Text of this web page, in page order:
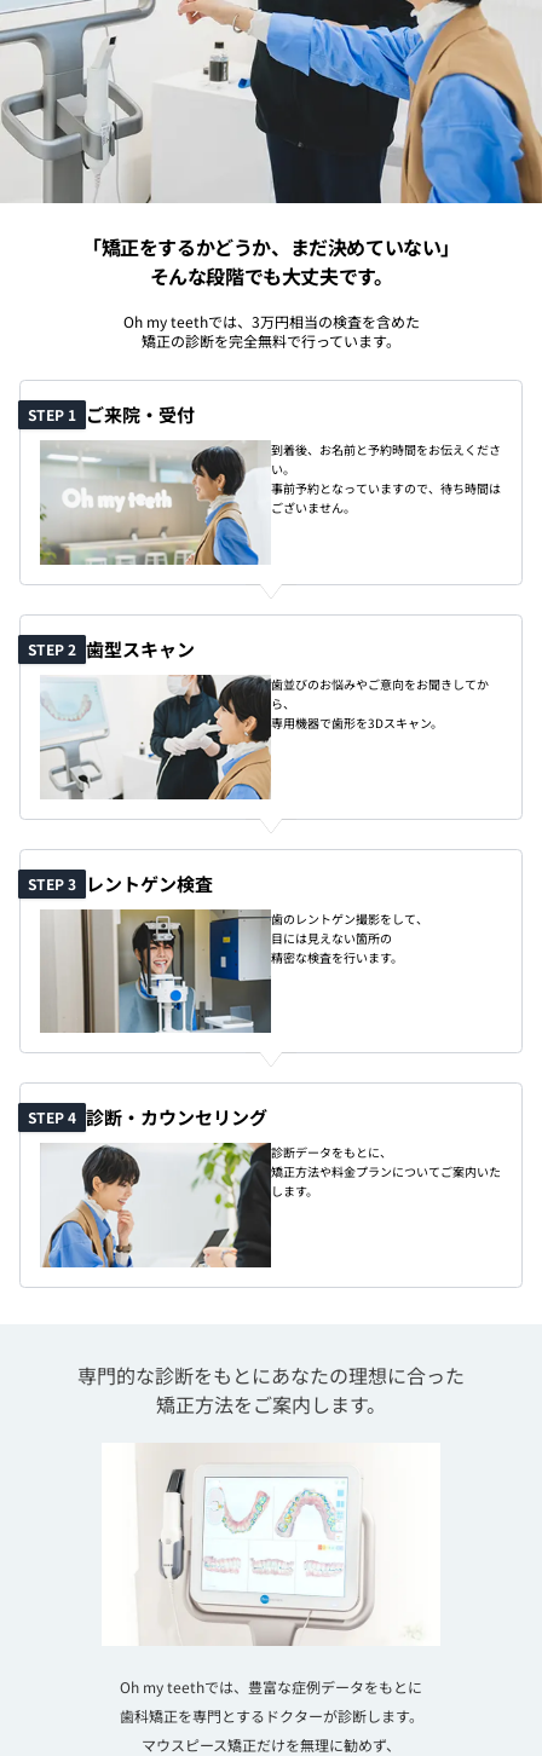
「矯正をするかどうか、まだ決めていない」
そんな段階でも大丈夫です。
Oh my teethでは、3万円相当の検査を含めた
矯正の診断を完全無料で行っています。
STEP 1 ご来院・受付
到着後、お名前と予約時間をお伝えくださ
い。
事前予約となっていますので、待ち時間は
ございません。
STEP 2 歯型スキャン
歯並びのお悩みやご意向をお聞きしてか
ら、
専用機器で歯形を3Dスキャン。
STEP 3 レントゲン検査
歯のレントゲン撮影をして、
目には見えない箇所の
精密な検査を行います。
STEP 4 診断・カウンセリング
診断データをもとに、
矯正方法や料金プランについてご案内いた
します。
専門的な診断をもとにあなたの理想に合った
矯正方法をご案内します。
Oh my teethでは、豊富な症例データをもとに
歯科矯正を専門とするドクターが診断します。
マウスピース矯正だけを無理に勧めず、